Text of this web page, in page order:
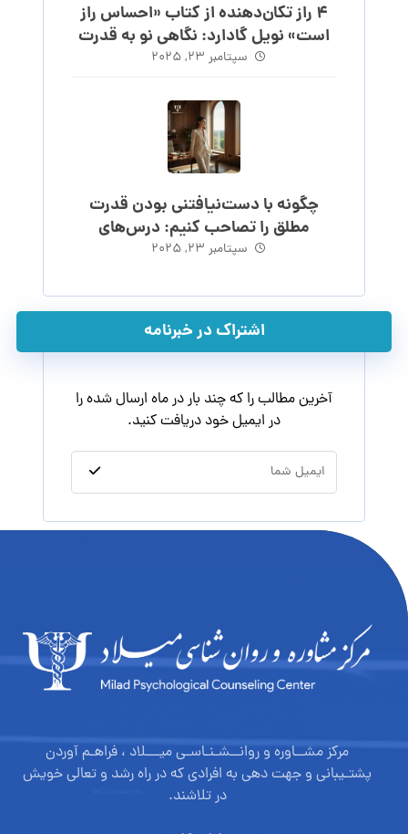
۴ راز تکان‌دهنده از کتاب «احساس راز
است» نویل گادارد: نگاهی نو به قدرت
احساس
سپتامبر ۲۳, ۲۰۲۵
چگونه با دست‌نیافتنی بودن قدرت
مطلق را تصاحب کنیم: درس‌های
ماکیاولی
سپتامبر ۲۳, ۲۰۲۵
اشتراک در خبرنامه
آخرین مطالب را که چند بار در ماه ارسال شده را
در ایمیل خود دریافت کنید.
مرکز مشــاوره و روانــشـنـاسـی میـــلاد ، فراهـم آوردن
پشتـیبانی و جهت دهی به افرادی که در راه رشد و تعالی خویش
در تلاشند.